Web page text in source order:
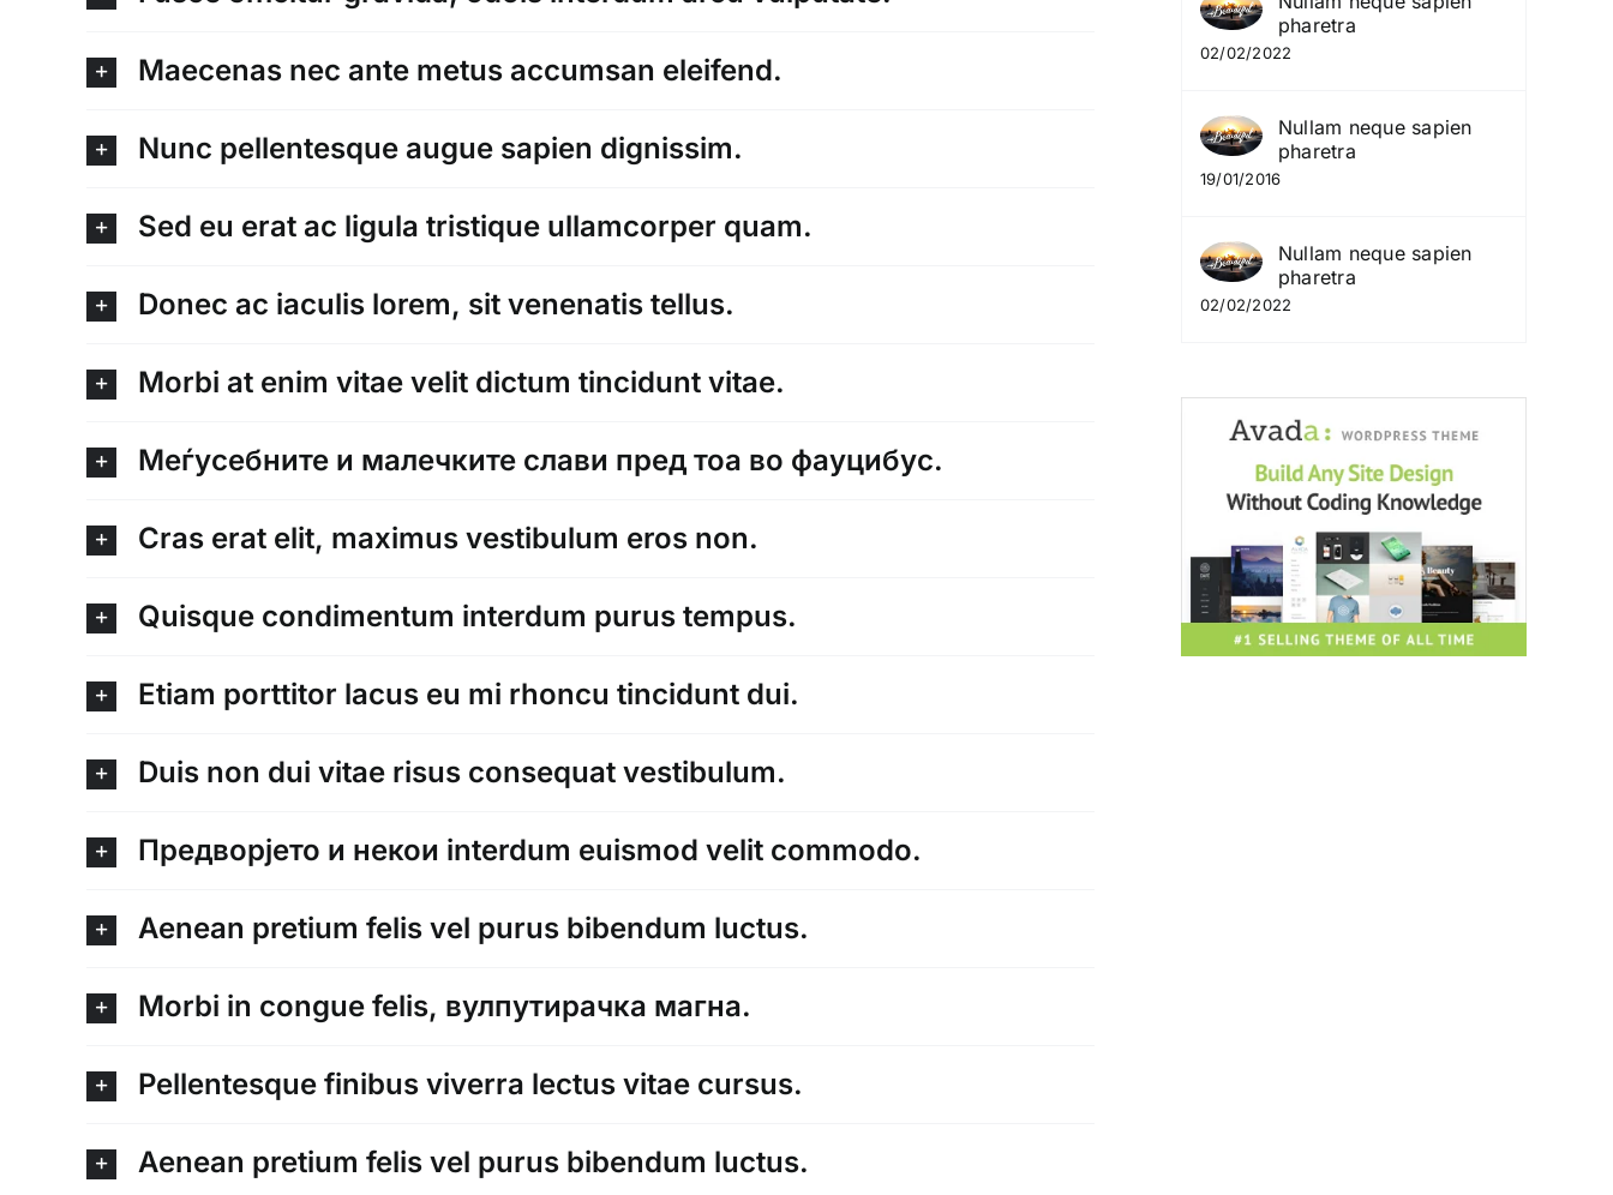
Maecenas nec ante metus accumsan eleifend.
Nunc pellentesque augue sapien dignissim.
Sed eu erat ac ligula tristique ullamcorper quam.
Donec ac iaculis lorem, sit venenatis tellus.
Morbi at enim vitae velit dictum tincidunt vitae.
Меѓусебните и малечките слави пред тоа во фауцибус.
Cras erat elit, maximus vestibulum eros non.
Quisque condimentum interdum purus tempus.
Etiam porttitor lacus eu mi rhoncu tincidunt dui.
Duis non dui vitae risus consequat vestibulum.
Предворјето и некои interdum euismod velit commodo.
Aenean pretium felis vel purus bibendum luctus.
Morbi in congue felis, вулпутирачка магна.
Pellentesque finibus viverra lectus vitae cursus.
Aenean pretium felis vel purus bibendum luctus.
pharetra
02/02/2022
Nullam neque sapien
pharetra
19/01/2016
Nullam neque sapien
pharetra
02/02/2022